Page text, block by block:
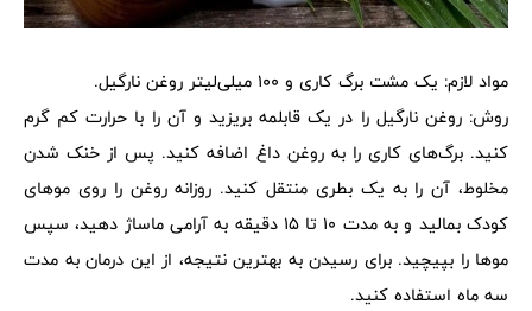
مواد لازم: یک مشت برگ کاری و 100 میلی‌لیتر روغن نارگیل.
روش: روغن نارگیل را در یک قابلمه بریزید و آن را با حرارت کم گرم
کنید. برگ‌های کاری را به روغن داغ اضافه کنید. پس از خنک شدن
مخلوط، آن را به یک بطری منتقل کنید. روزانه روغن را روی موهای
کودک بمالید و به مدت 10 تا 15 دقیقه به آرامی ماساژ دهید، سپس
موها را بپیچید. برای رسیدن به بهترین نتیجه، از این درمان به مدت
سه ماه استفاده کنید.